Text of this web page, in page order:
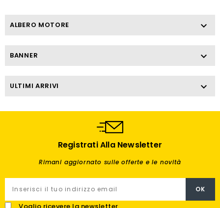
ALBERO MOTORE 
BANNER 
ULTIMI ARRIVI 
Registrati Alla Newsletter
Rimani aggiornato sulle offerte e le novità